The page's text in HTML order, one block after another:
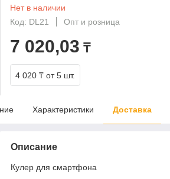
Нет в наличии
Код: DL21
Опт и розница
7 020,03 ₸
4 020 ₸ от 5 шт.
Характеристики Доставка
Описание
Кулер для смартфона